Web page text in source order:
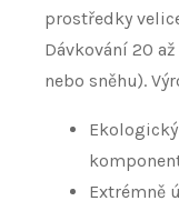
prostředky
Dávkování 20
nebo sněhu).
Extrémně